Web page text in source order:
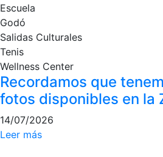
Social
Normativa
Pádel
Escuela de
Pádel
Escuela
Godó
Salidas Culturales
Tenis
Wellness Center
Recordamos que
fotos disponibles en la
14/07/2026
Leer más